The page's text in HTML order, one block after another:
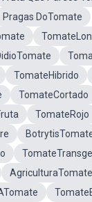
Pragas DoTomate
TomateHibrido
TomateCortado
TomateRojo
AgriculturaTomate